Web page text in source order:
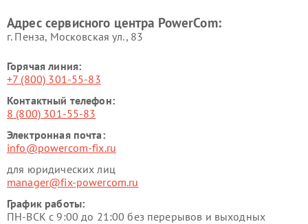
Адрес сервисного центра PowerCom:
г. Пенза, Московская ул., 83
Горячая линия:
+7 (800) 301-55-83
Контактный телефон:
8 (800) 301-55-83
Электронная почта:
info@powercom-fix.ru
для юридических лиц
manager@fix-powercom.ru
График работы:
ПН-ВСК с 9:00 до 21:00 без перерывов и выходных